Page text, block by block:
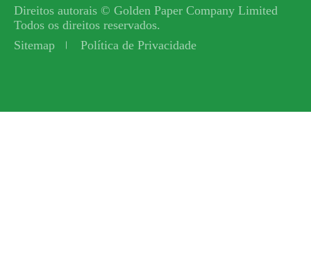
Direitos autorais © Golden Paper Company Limited
Todos os direitos reservados.
Sitemap
Política de Privacidade